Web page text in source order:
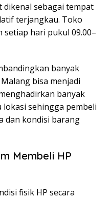
dikenal sebagai tempat
terjangkau. Toko
hari pukul 09.00–
banyak
bisa menjadi
banyak
lokasi sehingga pembeli
dan kondisi barang
Membeli HP
fisik HP secara